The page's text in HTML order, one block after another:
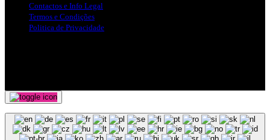
Contactos e Info Legal
Termos e Condições
Politica de Privacidade